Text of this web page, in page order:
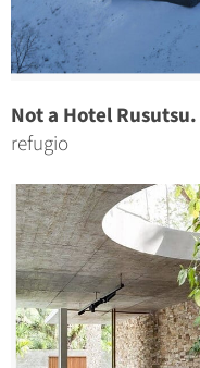
Not a Hotel Rusutsu.
refugio